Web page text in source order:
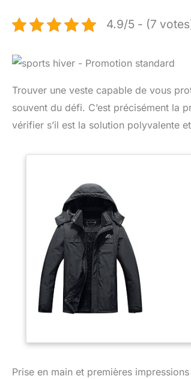
4.9/5 - (7
Trouver une veste capable de vous
souvent du défi. C’est précisément la
vérifier s’il est la solution polyvalente
Prise en main et premières impressions